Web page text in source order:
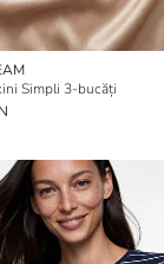
Simpli 3-bucăți